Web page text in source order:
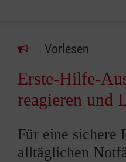
Vorlesen
Erste-Hilfe-
reagieren und
Für eine sichere
alltäglichen